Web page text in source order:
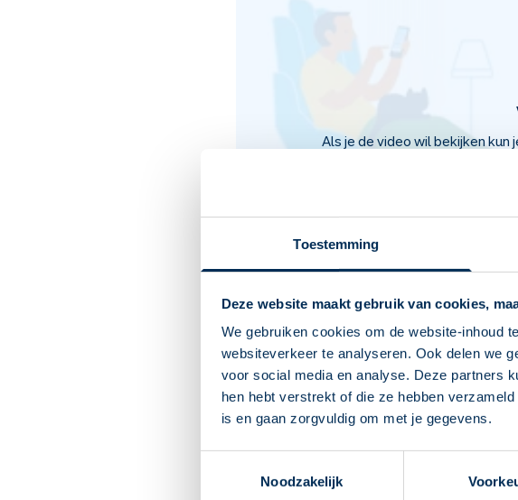
Toestemming
Deze website maakt gebruik van cookies,
We gebruiken cookies om de website-inhoud
websiteverkeer te analyseren. Ook delen we
voor social media en analyse. Deze partners
hen hebt verstrekt of die ze hebben
is en gaan zorgvuldig om met je gegevens.
Noodzakelijk
Deze
Zo kan
Als je de video wil bekijken kun
Jouw slimme
Met onze app kun je:
Snel online een nieuwe voorraad
Een overzicht bijhouden van wat je gebruikt.
gaat.